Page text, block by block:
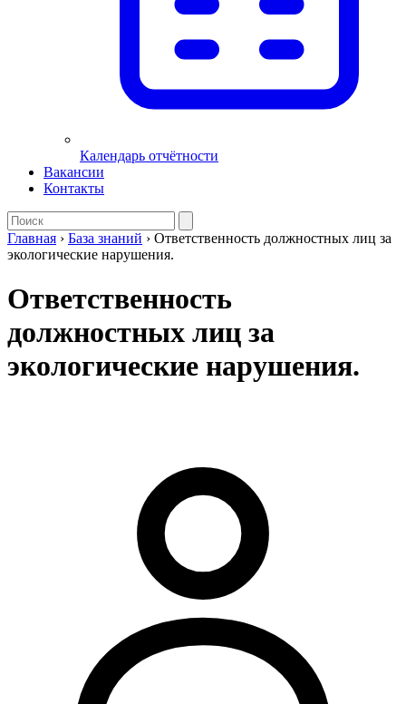
Календарь отчётности
Вакансии
Контакты
Главная › База знаний › Ответственность должностных лиц за
экологические нарушения.
Ответственность
должностных лиц за
экологические нарушения.